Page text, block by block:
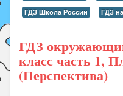
ГДЗ Школа России ГДЗ
ГДЗ
класс часть 1,
(Перспектива)